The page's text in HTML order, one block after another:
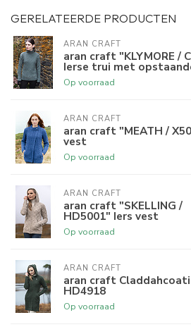
GERELATEERDE PRODUCTEN
ARAN CRAFT
aran craft "KLYMORE /
Ierse trui met
Op voorraad
ARAN CRAFT
aran craft "MEATH /
vest
Op voorraad
ARAN CRAFT
aran craft "SKELLING /
HD5001" Iers vest
Op voorraad
ARAN CRAFT
aran craft
HD4918
Op voorraad